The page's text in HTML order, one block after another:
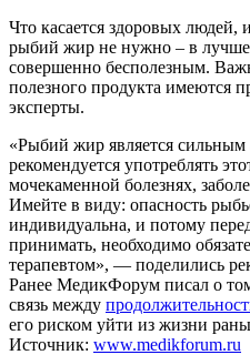
Что касается здоровых
рыбий жир не нужно – в
совершенно бесполезным.
полезного продукта имеются
эксперты.
«Рыбий жир является сильным
рекомендуется употреблять
мочекаменной болезнях,
Имейте в виду: опасность
индивидуальна, и потому
принимать, необходимо
терапевтом», — поделились
Ранее МедикФорум писал о
связь между
его риском уйти из жизни
Источник: www.medikforum.ru